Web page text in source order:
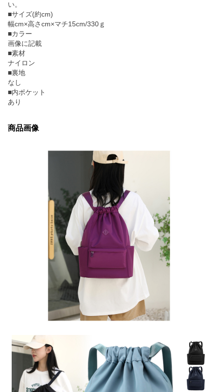
い。
■サイズ(約cm)
幅cm×高さcm×マチ15cm/330ｇ
■カラー
画像に記載
■素材
ナイロン
■裏地
なし
■内ポケット
あり
商品画像